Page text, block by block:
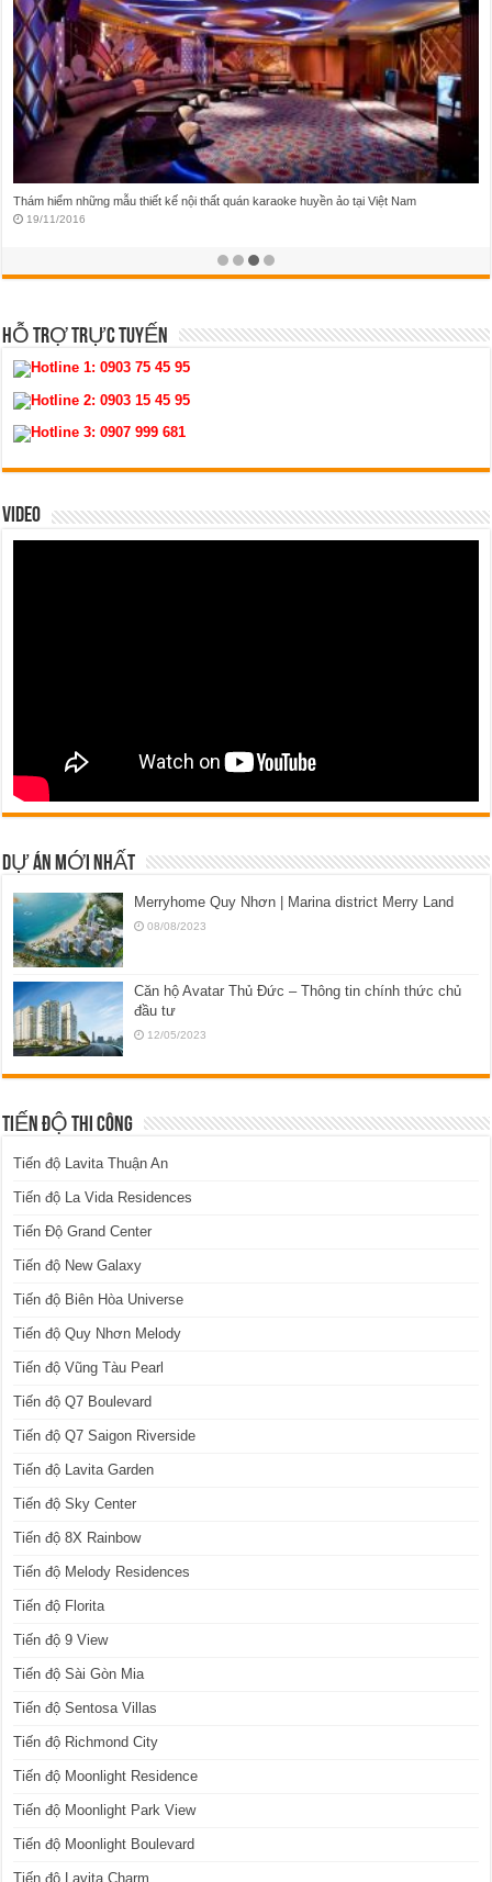
Thám hiểm những mẫu thiết kế nội thất quán karaoke huyền ảo tại Việt Nam
19/11/2016
HỖ TRỢ TRỰC TUYẾN
Hotline 1:0903 75 45 95
Hotline 2:0903 15 45 95
Hotline 3:0907 999 681
VIDEO
DỰ ÁN MỚI NHẤT
Merryhome Quy Nhơn | Marina district Merry Land
08/08/2023
Căn hộ Avatar Thủ Đức – Thông tin chính thức chủ
đầu tư
12/05/2023
TIẾN ĐỘ THI CÔNG
Tiến độ Lavita Thuận An
Tiến độ La Vida Residences
Tiến Độ Grand Center
Tiến độ New Galaxy
Tiến độ Biên Hòa Universe
Tiến độ Quy Nhơn Melody
Tiến độ Vũng Tàu Pearl
Tiến độ Q7 Boulevard
Tiến độ Q7 Saigon Riverside
Tiến độ Lavita Garden
Tiến độ Sky Center
Tiến độ 8X Rainbow
Tiến độ Melody Residences
Tiến độ Florita
Tiến độ 9 View
Tiến độ Sài Gòn Mia
Tiến độ Sentosa Villas
Tiến độ Richmond City
Tiến độ Moonlight Residence
Tiến độ Moonlight Park View
Tiến độ Moonlight Boulevard
Tiến độ Lavita Charm